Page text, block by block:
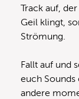
Track auf,
Geil klingt,
Strömung.
Fallt auf und
euch Sounds
andere